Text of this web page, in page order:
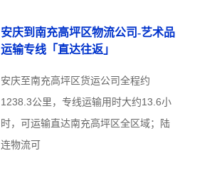
安庆到南充高坪区物流公司-艺术品
运输专线「直达往返」
安庆至南充高坪区货运公司全程约
1238.3公里，专线运输用时大约13.6小
时，可运输直达南充高坪区全区域；陆
连物流可